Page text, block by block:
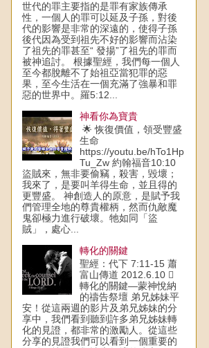
世代的罪主要指的是罪有家族傳承
性，一個人的罪可以延及子孫，對後
代的影響是非常的深遠的，使得子孫
後代因為受到祖先不好的影響而沾染
了祖先的罪甚至“ 發揚”了祖先的罪而
被神追討。 根據聖經，我們每一個人
至今都脫離不了始祖亞當犯罪的惡
果，至今生活在一個充滿了強暴和罪
惡的世界中。羅5:12...
神看你為寶貴
🌟 恢復價值，領受豐盛
生命
https://youtu.be/hTo1Hp
Tu_Zw 約翰福音10:10
盜賊來，無非要偷竊，殺害，毀壞；
我來了，是要叫羊得生命，並且得的
更豐盛。 神創造人的原意，是賦予我
們管理全地的尊貴權柄，然而仇敵魔
鬼卻極力進行破壞。牠如同「盜
賊」，處心...
轉化的關鍵
聖經：代下 7:11-15 蕭
富山傳道 2012.6.10 
轉化的關鍵—蒙神悅納
的禱告祭壇 弟兄姊妹平
安！從這兩週的影片及弟兄姊妹的分
享中，我們看到聽到許多弟兄姊妹轉
化的見證，都非常的激勵人。從這些
分享的見證我們可以看到一個重要的